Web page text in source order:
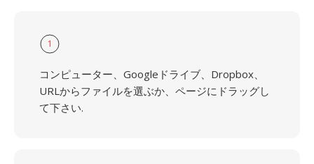
1
コンピューター、Googleドライブ、Dropbox、
URLからファイルを選ぶか、ページにドラッグし
て下さい.